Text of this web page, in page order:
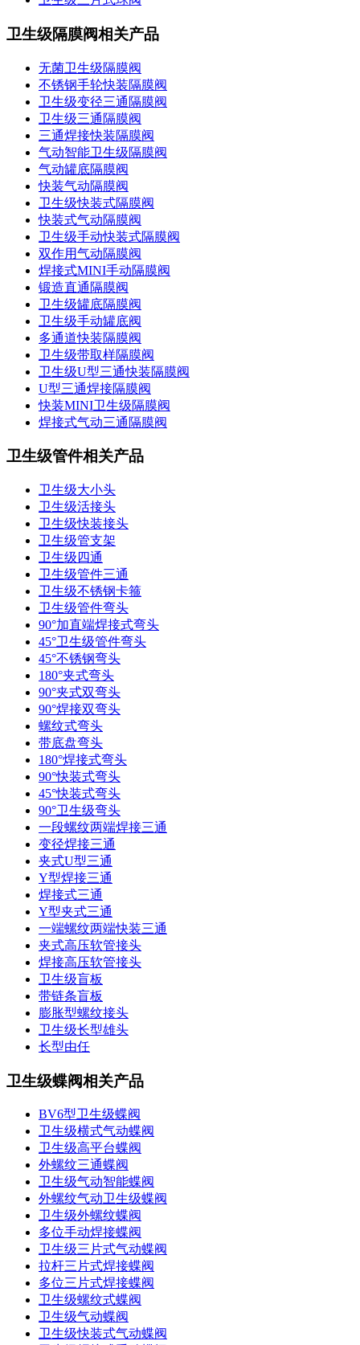
卫生级隔膜阀相关产品
无菌卫生级隔膜阀
不锈钢手轮快装隔膜阀
卫生级变径三通隔膜阀
卫生级三通隔膜阀
三通焊接快装隔膜阀
气动智能卫生级隔膜阀
气动罐底隔膜阀
快装气动隔膜阀
卫生级快装式隔膜阀
快装式气动隔膜阀
卫生级手动快装式隔膜阀
双作用气动隔膜阀
焊接式MINI手动隔膜阀
锻造直通隔膜阀
卫生级罐底隔膜阀
卫生级手动罐底阀
多通道快装隔膜阀
卫生级带取样隔膜阀
卫生级U型三通快装隔膜阀
U型三通焊接隔膜阀
快装MINI卫生级隔膜阀
焊接式气动三通隔膜阀
卫生级管件相关产品
卫生级大小头
卫生级活接头
卫生级快装接头
卫生级管支架
卫生级四通
卫生级管件三通​
卫生级不锈钢卡箍
卫生级管件弯头
90°加直端焊接式弯头
45°卫生级管件弯头
45°不锈钢弯头
180°夹式弯头
90°夹式双弯头
90°焊接双弯头
螺纹式弯头
带底盘弯头
180°焊接式弯头
90°快装式弯头
45°快装式弯头
90°卫生级弯头
一段螺纹两端焊接三通
变径焊接三通
夹式U型三通
Y型焊接三通
焊接式三通
Y型夹式三通
一端螺纹两端快装三通
夹式高压软管接头
焊接高压软管接头
卫生级盲板
带链条盲板
膨胀型螺纹接头
卫生级长型雄头
长型由任
卫生级蝶阀相关产品
BV6型卫生级蝶阀
卫生级横式气动蝶阀
卫生级高平台蝶阀
外螺纹三通蝶阀
卫生级气动智能蝶阀
外螺纹气动卫生级蝶阀
卫生级外螺纹蝶阀
多位手动焊接蝶阀
卫生级三片式气动蝶阀
拉杆三片式焊接蝶阀
多位三片式焊接蝶阀
卫生级螺纹式蝶阀
卫生级气动蝶阀
卫生级快装式气动蝶阀